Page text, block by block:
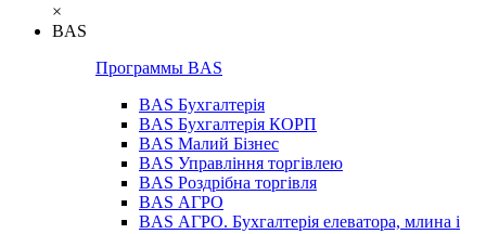
×
BAS
Программы BAS
BAS Бухгалтерія
BAS Бухгалтерія КОРП
BAS Малий Бізнес
BAS Управління торгівлею
BAS Роздрібна торгівля
BAS АГРО
BAS АГРО. Бухгалтерія елеватора, млина і